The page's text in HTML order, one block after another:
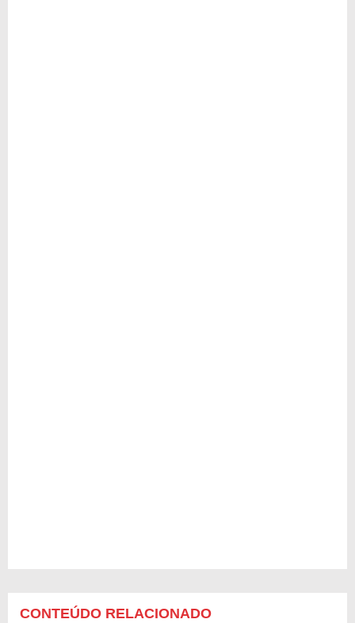
CONTEÚDO RELACIONADO